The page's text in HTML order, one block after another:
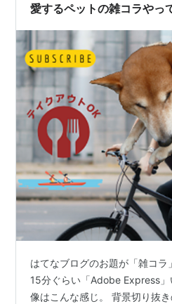
愛するペットの雑コラやっ
はてなブログのお題が「雑コラ
15分ぐらい「Adobe Express
像はこんな感じ。 背景切り抜